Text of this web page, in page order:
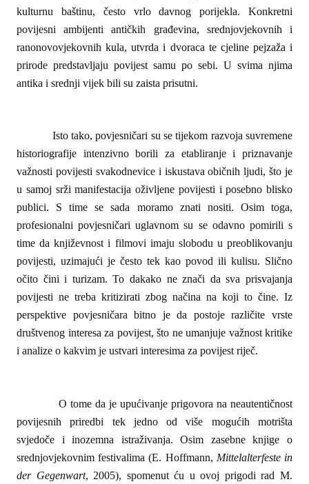
kulturnu baštinu, često vrlo davnog porijekla. Konkretni
povijesni ambijenti antičkih građevina, srednjovjekovnih i
ranonovovjekovnih kula, utvrda i dvoraca te cjeline pejzaža i
prirode predstavljaju povijest samu po sebi. U svima njima
antika i srednji vijek bili su zaista prisutni.
Isto tako, povjesničari su se tijekom razvoja suvremene
historiografije intenzivno borili za etabliranje i priznavanje
važnosti povijesti svakodnevice i iskustava običnih ljudi, što je
u samoj srži manifestacija oživljene povijesti i posebno blisko
publici. S time se sada moramo znati nositi. Osim toga,
profesionalni povjesničari uglavnom su se odavno pomirili s
time da književnost i filmovi imaju slobodu u preoblikovanju
povijesti, uzimajući je često tek kao povod ili kulisu. Slično
očito čini i turizam. To dakako ne znači da sva prisvajanja
povijesti ne treba kritizirati zbog načina na koji to čine. Iz
perspektive povjesničara bitno je da postoje različite vrste
društvenog interesa za povijest, što ne umanjuje važnost kritike
i analize o kakvim je ustvari interesima za povijest riječ.
O tome da je upućivanje prigovora na neautentičnost
povijesnih priredbi tek jedno od više mogućih motrišta
svjedoče i inozemna istraživanja. Osim zasebne knjige o
srednjovjekovnim festivalima (E. Hoffmann, Mittelalterfeste in
der Gegenwart, 2005), spomenut ću u ovoj prigodi rad M.